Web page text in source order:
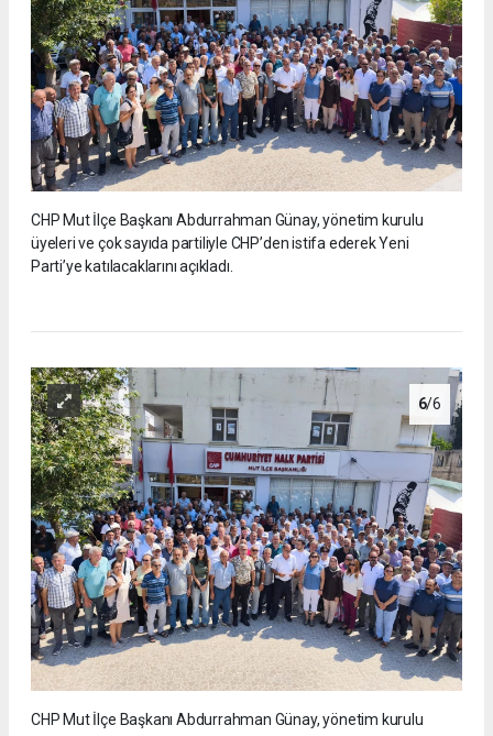
CHP Mut İlçe Başkanı Abdurrahman Günay, yönetim kurulu
üyeleri ve çok sayıda partiliyle CHP’den istifa ederek Yeni
Parti’ye katılacaklarını açıkladı.
6/6
CHP Mut İlçe Başkanı Abdurrahman Günay, yönetim kurulu